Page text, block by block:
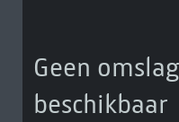
Geen
beschikbaar